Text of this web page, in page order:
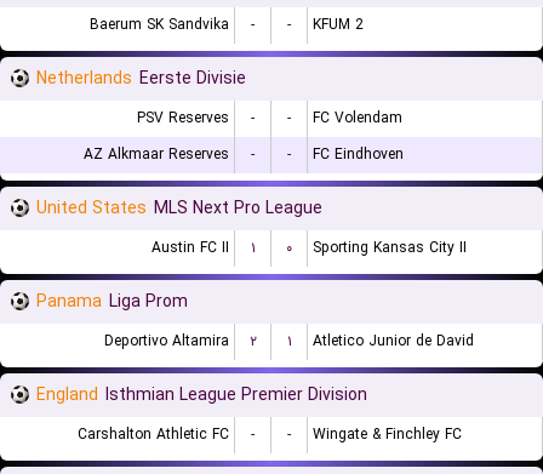
Baerum SK Sandvika - - KFUM 2
Netherlands Eerste Divisie
PSV Reserves - -
FC Volendam
AZ Alkmaar Reserves
- - FC Eindhoven
United States MLS Next Pro League
Austin FC II ۱ ۰ Sporting Kansas City II
Panama Liga Prom
Deportivo Altamira ۲ ۱ Atletico Junior de David
England Isthmian League Premier Division
Carshalton Athletic FC - - Wingate & Finchley FC